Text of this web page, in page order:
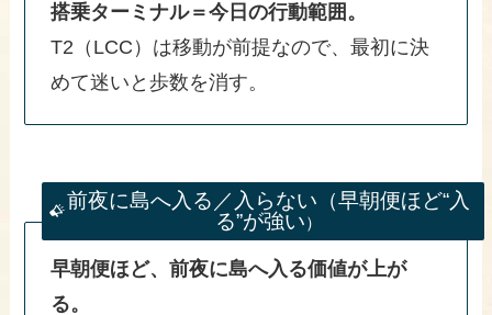
搭乗ターミナル＝今日の行動範囲。
T2（LCC）は移動が前提なので、最初に決
めて迷いと歩数を消す。
前夜に島へ入る／入らない（早朝便ほど“入
る”が強い）
早朝便ほど、前夜に島へ入る価値が上が
る。